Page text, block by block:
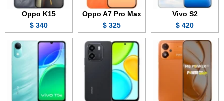
Vivo S2
420 $
Oppo A7 Pro Max
325 $
Oppo K15
340 $